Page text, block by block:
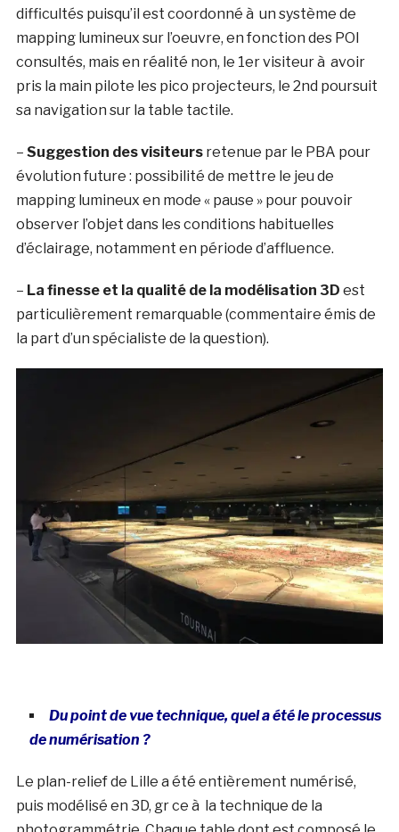
difficultés puisqu’il est coordonné à un système de
mapping lumineux sur l’oeuvre, en fonction des POI
consultés, mais en réalité non, le 1er visiteur à avoir
pris la main pilote les pico projecteurs, le 2nd poursuit
sa navigation sur la table tactile.
– Suggestion des visiteurs retenue par le PBA pour
évolution future : possibilité de mettre le jeu de
mapping lumineux en mode « pause » pour pouvoir
observer l’objet dans les conditions habituelles
d’éclairage, notamment en période d’affluence.
– La finesse et la qualité de la modélisation 3D est
particulièrement remarquable (commentaire émis de
la part d’un spécialiste de la question).
Du point de vue technique, quel a été le processus
de numérisation ?
Le plan-relief de Lille a été entièrement numérisé,
puis modélisé en 3D, gr ce à la technique de la